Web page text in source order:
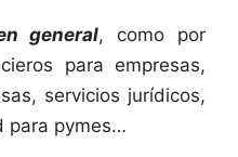
general, como por
para empresas,
servicios jurídicos,
para pymes…